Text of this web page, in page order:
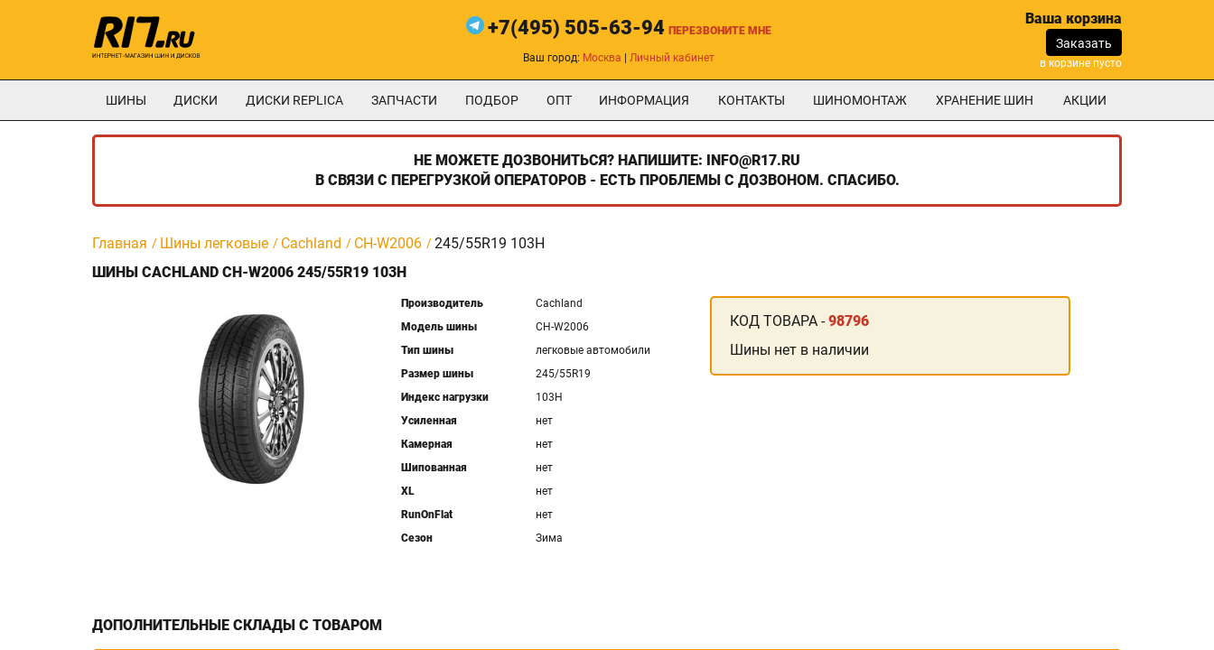
+7(495) 505-63-94 ПЕРЕЗВОНИТЕ МНЕ
Ваш город: Москва Личный кабинет
Ваша корзина
Заказать
в корзине пусто
ШИНЫ ДИСКИ ДИСКИ REPLICA ЗАПЧАСТИ ПОДБОР ОПТ ИНФОРМАЦИЯ КОНТАКТЫ ШИНОМОНТАЖ ХРАНЕНИЕ ШИН АКЦИИ
НЕ МОЖЕТЕ ДОЗВОНИТЬСЯ? НАПИШИТЕ: INFO@R17.RU
В СВЯЗИ С ПЕРЕГРУЗКОЙ ОПЕРАТОРОВ - ЕСТЬ ПРОБЛЕМЫ С ДОЗВОНОМ. СПАСИБО.
Главная Шины легковые Cachland CH-W2006
245/55R19 103H
ШИНЫ CACHLAND CH-W2006 245/55R19 103H
Производитель
Cachland
Модель шины
CH-W2006
Тип шины
легковые автомобили
Размер шины
245/55R19
Индекс нагрузки
103H
Усиленная
нет
Камерная
нет
Шипованная
нет
XL
нет
RunOnFlat
нет
Сезон
Зима
КОД ТОВАРА -98796
Шины нет в наличии
ДОПОЛНИТЕЛЬНЫЕ СКЛАДЫ С ТОВАРОМ